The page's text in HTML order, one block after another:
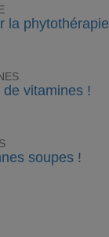
la phytothérapie
vitamines !
soupes !